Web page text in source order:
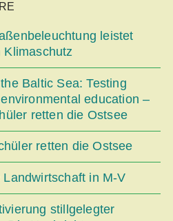
leistet
Klimaschutz
Baltic Sea: Testing
education –
retten die Ostsee
retten die Ostsee
Landwirtschaft in M-V
stillgelegter